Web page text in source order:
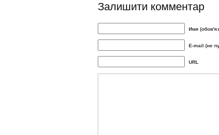
Залишити комментар
Имя
E-mail (не
URL